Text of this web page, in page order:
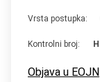
Vrsta postupka:
Kontrolni broj:
Objava u EOJN